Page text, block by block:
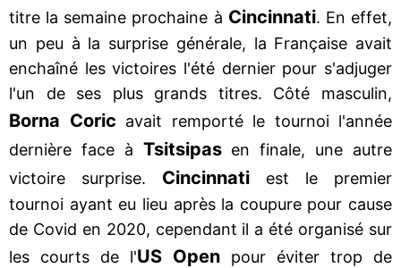
titre la semaine prochaine à Cincinnati. En effet,
un peu à la surprise générale, la Française avait
enchaîné les victoires l'été dernier pour s'adjuger
l'un de ses plus grands titres. Côté masculin,
Borna Coric avait remporté le tournoi l'année
dernière face à Tsitsipasen finale, une autre
victoire surprise. Cincinnati est le premier
tournoi ayant eu lieu après la coupure pour cause
de Covid en 2020, cependant il a été organisé sur
les courts de l'US Open pour éviter trop de